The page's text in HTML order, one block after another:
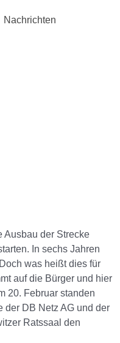
Nachrichten
Ausbau der Strecke
In sechs Jahren
was heißt dies für
auf die Bürger und hier
20. Februar standen
der DB Netz AG und der
Ratssaal den